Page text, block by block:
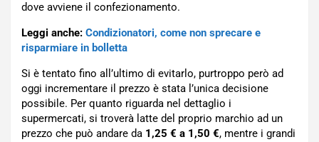
dove avviene il confezionamento.
Leggi anche: Condizionatori, come non sprecare e
risparmiare in bolletta
Si è tentato fino all’ultimo di evitarlo, purtroppo però ad
oggi incrementare il prezzo è stata l’unica decisione
possibile. Per quanto riguarda nel dettaglio i
supermercati, si troverà latte del proprio marchio ad un
prezzo che può andare da 1,25 € a 1,50 €, mentre i grandi